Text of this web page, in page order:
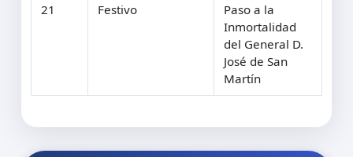
21 Festivo
Paso a la
Inmortalidad
del General D.
José de San
Martín